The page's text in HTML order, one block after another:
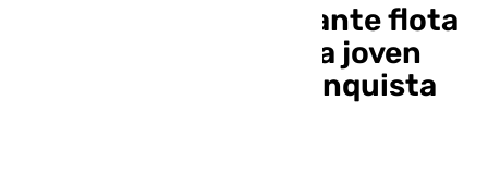
Un Lamine Yamal gigante flota
sobre el río Hudson: la joven
estrella de España conquista